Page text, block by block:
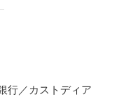
行／カストディア